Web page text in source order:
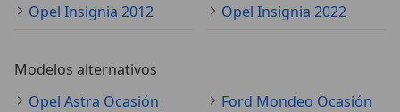
Opel Insignia 2012
Opel Insignia 2022
Modelos alternativos
Opel Astra Ocasión
Ford Mondeo Ocasión